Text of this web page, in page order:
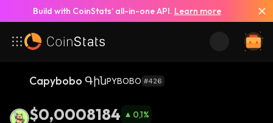
Build with CoinStats’ all-in-one API. Learn more
Capybobo ԳինPYBOBO #426
$0,0008184 0,1%